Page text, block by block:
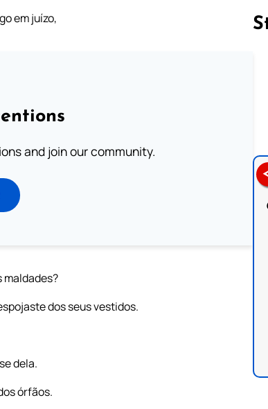
em juízo,
and join our community.
maldades?
dos seus vestidos.
dela.
órfãos.